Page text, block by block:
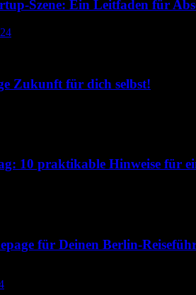
Szene: Ein Leitfaden für
Zukunft für dich selbst!
10 praktikable Hinweise für
für Deinen Berlin-